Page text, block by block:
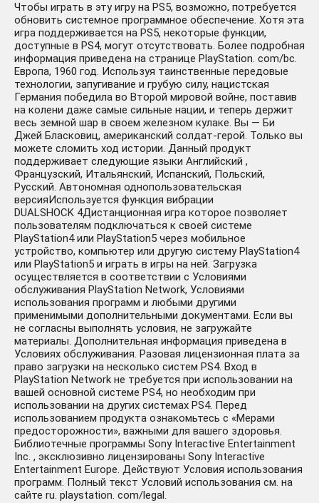
Чтобы играть в эту игру на PS5, возможно, потребуется
обновить системное программное обеспечение. Хотя эта
игра поддерживается на PS5, некоторые функции,
доступные в PS4, могут отсутствовать. Более подробная
информация приведена на странице PlayStation. com/bc.
Европа, 1960 год. Используя таинственные передовые
технологии, запугивание и грубую силу, нацистская
Германия победила во Второй мировой войне, поставив
на колени даже самые сильные нации, и теперь держит
весь земной шар в своем железном кулаке. Вы — Би
Джей Бласковиц, американский солдат-герой. Только вы
можете сломить ход истории. Данный продукт
поддерживает следующие языки Английский ,
Французский, Итальянский, Испанский, Польский,
Русский. Автономная однопользовательская
версияИспользуется функция вибрации
DUALSHOCK 4Дистанционная игра которое позволяет
пользователям подключаться к своей системе
PlayStation4 или PlayStation5 через мобильное
устройство, компьютер или другую систему PlayStation4
или PlayStation5 и играть в игры на ней. Загрузка
осуществляется в соответствии с Условиями
обслуживания PlayStation Network, Условиями
использования программ и любыми другими
применимыми дополнительными документами. Если вы
не согласны выполнять условия, не загружайте
материалы. Дополнительная информация приведена в
Условиях обслуживания. Разовая лицензионная плата за
право загрузки на несколько систем PS4. Вход в
PlayStation Network не требуется при использовании на
вашей основной системе PS4, но необходим при
использовании на других системах PS4. Перед
использованием продукта ознакомьтесь с «Мерами
предосторожности», важными для вашего здоровья.
Библиотечные программы Sony Interactive Entertainment
Inc. , эксклюзивно лицензированы Sony Interactive
Entertainment Europe. Действуют Условия использования
программ. Полный текст Условий использования см. на
сайте ru. playstation. com/legal.